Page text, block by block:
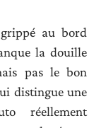
au bord
la douille
pas le bon
distingue une
réellement